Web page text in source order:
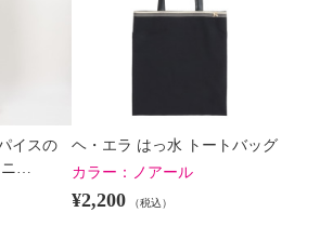
イスの
ニ…
ヘ・エラ はっ水 トートバッグ
カラー： ノアール
¥2,200 （税込）